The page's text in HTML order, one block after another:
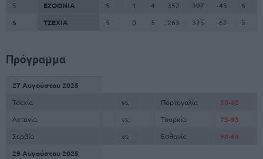
5
ΕΣΘΟΝΙΑ 5 1 4 352 397 -45
6
6
ΤΣΕΧΙΑ 5 0 5 263 325 -62 5
Πρόγραμμα
27 Αυγούστου 2025
Τσεχία
vs. Πορτογαλία
50-62
Λετονία
vs. Τουρκία
73-93
Σερβία
vs. Εσθονία
98-64
29 Αυγούστου 2025